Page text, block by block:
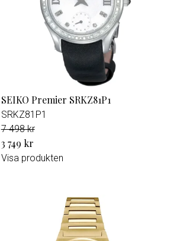
SEIKO Premier SRKZ81P1
SRKZ81P1
7 498 kr
3 749 kr
Visa produkten